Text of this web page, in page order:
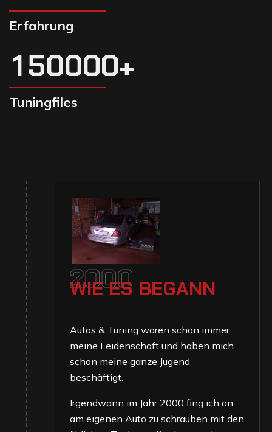
Erfahrung
150000+
Tuningfiles
2000
WIE ES BEGANN
Autos & Tuning waren schon immer
meine Leidenschaft und haben mich
schon meine ganze Jugend
beschäftigt.
Irgendwann im Jahr 2000 fing ich an
am eigenen Auto zu schrauben mit den